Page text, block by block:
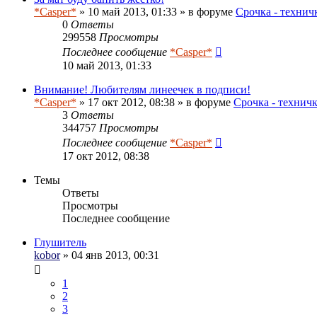
*Casper* » 10 май 2013, 01:33 » в форуме Срочка -
0 Ответы
299558 Просмотры
Последнее сообщение *Casper*
10 май 2013, 01:33
Внимание! Любителям линеечек в подписи!
*Casper* » 17 окт 2012, 08:38 » в форуме Срочка -
3 Ответы
344757 Просмотры
Последнее сообщение *Casper*
17 окт 2012, 08:38
Темы
Ответы
Просмотры
Последнее сообщение
Глушитель
kobor» 04 янв 2013, 00:31
1
2
3